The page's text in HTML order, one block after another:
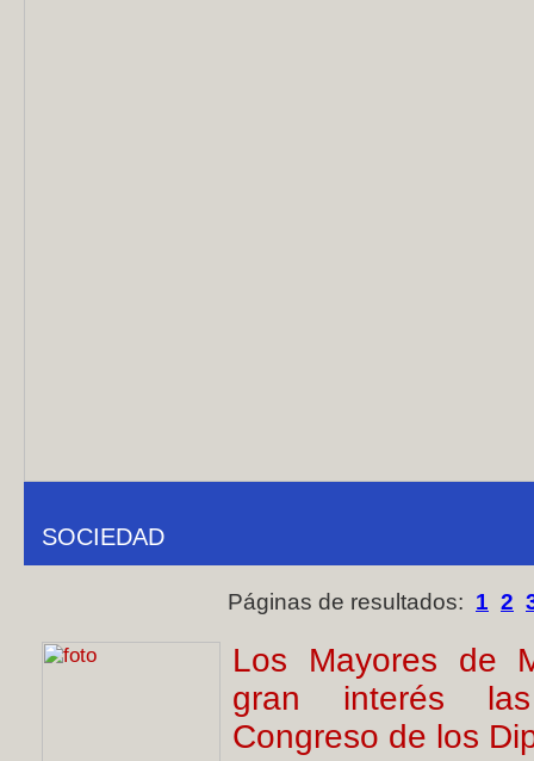
SOCIEDAD
Páginas de resultados: 1 2
Los Mayores de
gran interés
Congreso de los